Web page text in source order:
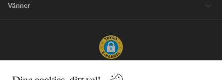
Vänner
Säkra betalningar - Betala direkt eller dela upp